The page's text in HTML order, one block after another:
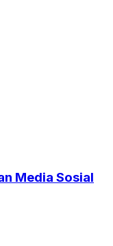
Media Sosial